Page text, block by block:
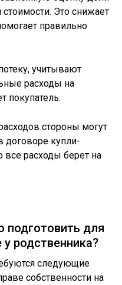
Это снижает
правильно
учитывают
расходы на
покупатель.
стороны могут
договоре купли-
все расходы берет на
подготовить для
родственника?
следующие
собственности на